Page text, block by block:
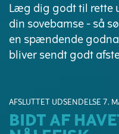
Læg dig godt til rette
din sovebamse - så
en spændende
bliver sendt godt
AFSLUTTET UDSENDELSE 7.
BIDT AF